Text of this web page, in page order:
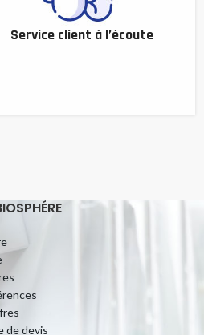
Service client à l’écoute
de devis